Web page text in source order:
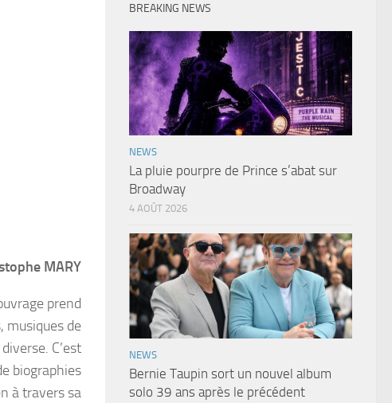
MARY
prend
musiques de
C’est
biographies
à travers sa
BREAKING NEWS
NEWS
La pluie pourpre de Prince s’abat sur
Broadway
4 AOÛT 2026
NEWS
Bernie Taupin sort un nouvel album
solo 39 ans après le précédent